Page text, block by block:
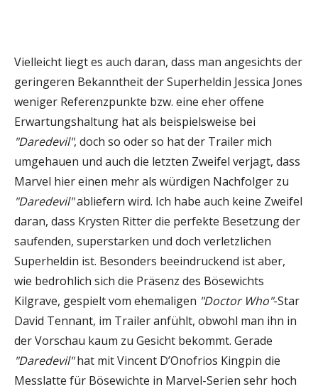
Vielleicht liegt es auch daran, dass man angesichts der
geringeren Bekanntheit der Superheldin Jessica Jones
weniger Referenzpunkte bzw. eine eher offene
Erwartungshaltung hat als beispielsweise bei
"Daredevil", doch so oder so hat der Trailer mich
umgehauen und auch die letzten Zweifel verjagt, dass
Marvel hier einen mehr als würdigen Nachfolger zu
"Daredevil"abliefern wird. Ich habe auch keine Zweifel
daran, dass Krysten Ritter die perfekte Besetzung der
saufenden, superstarken und doch verletzlichen
Superheldin ist. Besonders beeindruckend ist aber,
wie bedrohlich sich die Präsenz des Bösewichts
Kilgrave, gespielt vom ehemaligen "Doctor Who"-Star
David Tennant, im Trailer anfühlt, obwohl man ihn in
der Vorschau kaum zu Gesicht bekommt. Gerade
"Daredevil"hat mit Vincent D’Onofrios Kingpin die
Messlatte für Bösewichte in Marvel-Serien sehr hoch